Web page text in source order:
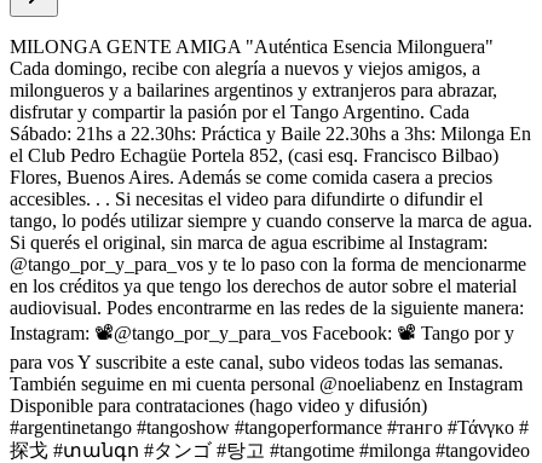
MILONGA GENTE AMIGA "Auténtica Esencia Milonguera"
Cada domingo, recibe con alegría a nuevos y viejos amigos, a
milongueros y a bailarines argentinos y extranjeros para abrazar,
disfrutar y compartir la pasión por el Tango Argentino. Cada
Sábado: 21hs a 22.30hs: Práctica y Baile 22.30hs a 3hs: Milonga En
el Club Pedro Echagüe Portela 852, (casi esq. Francisco Bilbao)
Flores, Buenos Aires. Además se come comida casera a precios
accesibles. . . Si necesitas el video para difundirte o difundir el
tango, lo podés utilizar siempre y cuando conserve la marca de agua.
Si querés el original, sin marca de agua escribime al Instagram:
@tango_por_y_para_vos y te lo paso con la forma de mencionarme
en los créditos ya que tengo los derechos de autor sobre el material
audiovisual. Podes encontrarme en las redes de la siguiente manera:
Instagram: 📽️@tango_por_y_para_vos Facebook: 📽️ Tango por y
para vos Y suscribite a este canal, subo videos todas las semanas.
También seguime en mi cuenta personal @noeliabenz en Instagram
Disponible para contrataciones (hago video y difusión)
#argentinetango #tangoshow #tangoperformance #танго #Τάνγκο #
探戈 #տանգո #タンゴ #탕고 #tangotime #milonga #tangovideo